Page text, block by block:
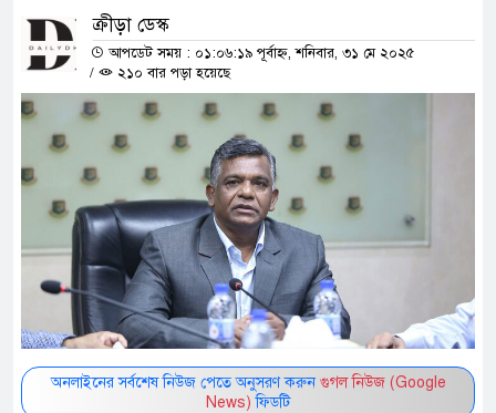
ক্রীড়া ডেস্ক
আপডেট সময় : ০১:০৬:১৯ পূর্বাহ্ন, শনিবার, ৩১ মে ২০২৫
/
২১০ বার পড়া হয়েছে
অনলাইনের সর্বশেষ নিউজ পেতে অনুসরণ করুন গুগল নিউজ (Google
News) ফিডটি